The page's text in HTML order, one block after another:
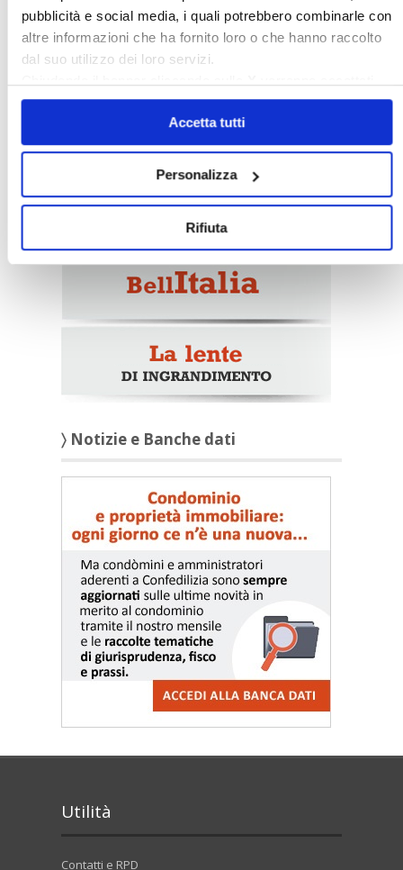
pubblicità e social media, i quali potrebbero combinarle con
altre informazioni che ha fornito loro o che hanno raccolto
dal suo utilizzo dei loro servizi.
solo i cookie necessari.
Accetta tutti
Personalizza
Rifiuta
Italia Oggi – Luglio 2026
〉 Rubriche
〉 Notizie e Banche dati
Utilità
Contatti e RPD